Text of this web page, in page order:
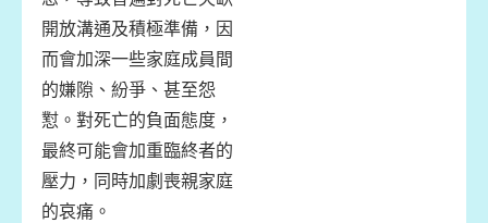
開放溝通及積極準備，因
而會加深一些家庭成員間
的嫌隙、紛爭、甚至怨
懟。對死亡的負面態度，
最終可能會加重臨終者的
壓力，同時加劇喪親家庭
的哀痛。